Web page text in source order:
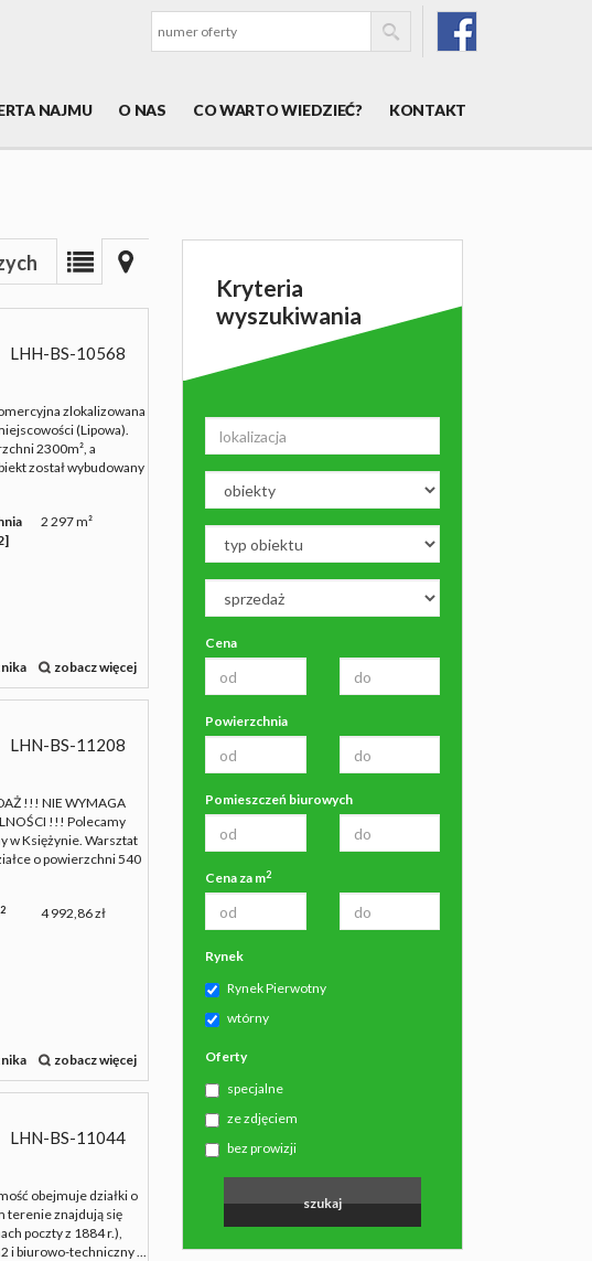
NAJMU O NAS CO WARTO WIEDZIEĆ? KONTAKT
LHH-BS-10568
zlokalizowana
(Lipowa).
2300m², a
został wybudowany
2 297 m²
zobacz więcej
LHN-BS-11208
!!! NIE WYMAGA
!!! Polecamy
w Księżynie. Warsztat
o powierzchni 540
2 4 992,86 zł
zobacz więcej
LHN-BS-11044
obejmuje działki o
terenie znajdują się
poczty z 1884 r.),
i biurowo-techniczny ...
Kryteria
wyszukiwania
Cena
Powierzchnia
Pomieszczeń biurowych
Cena za m2
Rynek
Rynek Pierwotny
wtórny
Oferty
specjalne
ze zdjęciem
bez prowizji